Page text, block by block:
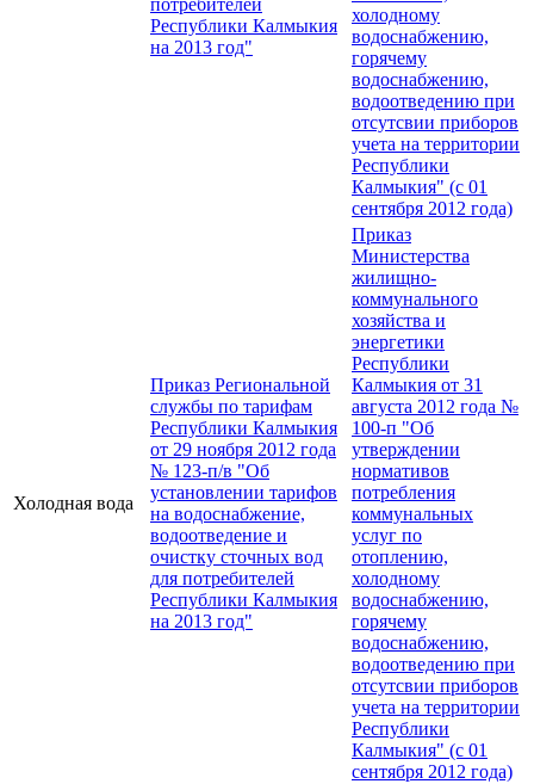
потребителей
Республики Калмыкия
на 2013 год"
холодному
водоснабжению,
горячему
водоснабжению,
водоотведению при
отсутсвии приборов
учета на территории
Республики
Калмыкия" (с 01
сентября 2012 года)
Холодная вода
Приказ Региональной
службы по тарифам
Республики Калмыкия
от 29 ноября 2012 года
№ 123-п/в "Об
установлении тарифов
на водоснабжение,
водоотведение и
очистку сточных вод
для потребителей
Республики Калмыкия
на 2013 год"
Приказ
Министерства
жилищно-
коммунального
хозяйства и
энергетики
Республики
Калмыкия от 31
августа 2012 года №
100-п "Об
утверждении
нормативов
потребления
коммунальных
услуг по
отоплению,
холодному
водоснабжению,
горячему
водоснабжению,
водоотведению при
отсутсвии приборов
учета на территории
Республики
Калмыкия" (с 01
сентября 2012 года)